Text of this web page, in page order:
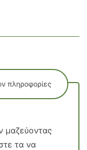
πληροφορίες
μαζεύοντας
τα να